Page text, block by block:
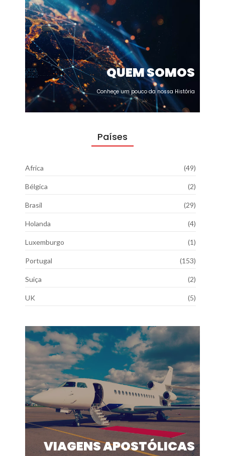
QUEM SOMOS
Conheçe um pouco da nossa História
Países
Africa (49)
Bélgica (2)
Brasil (29)
Holanda (4)
Luxemburgo (1)
Portugal (153)
Suiça (2)
UK (5)
VIAGENS APOSTÓLICAS